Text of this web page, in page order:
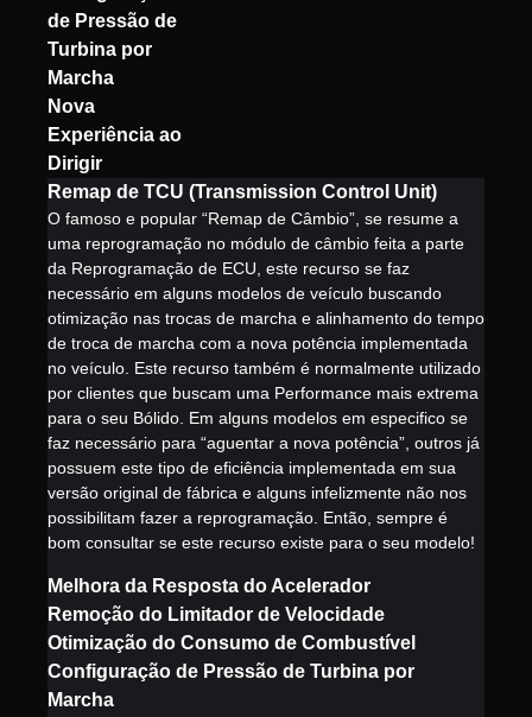
de Pressão de
Turbina por
Marcha
Nova
Experiência ao
Dirigir
Remap de TCU (Transmission Control Unit)
O famoso e popular “Remap de Câmbio”, se resume a
uma reprogramação no módulo de câmbio feita a parte
da Reprogramação de ECU, este recurso se faz
necessário em alguns modelos de veículo buscando
otimização nas trocas de marcha e alinhamento do tempo
de troca de marcha com a nova potência implementada
no veículo. Este recurso também é normalmente utilizado
por clientes que buscam uma Performance mais extrema
para o seu Bólido. Em alguns modelos em especifico se
faz necessário para “aguentar a nova potência”, outros já
possuem este tipo de eficiência implementada em sua
versão original de fábrica e alguns infelizmente não nos
possibilitam fazer a reprogramação. Então, sempre é
bom consultar se este recurso existe para o seu modelo!
Melhora da Resposta do Acelerador
Remoção do Limitador de Velocidade
Otimização do Consumo de Combustível
Configuração de Pressão de Turbina por
Marcha